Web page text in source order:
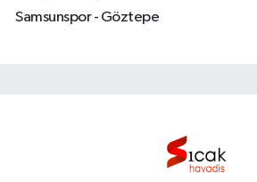
Samsunspor - Göztepe